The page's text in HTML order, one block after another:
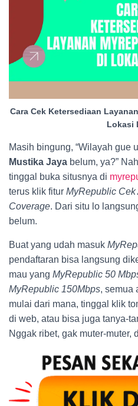
Cara Cek Ketersediaan
Lokasi
Masih bingung, “Wilayah gue
Mustika Jaya belum, ya?”
tinggal buka situsnya di
terus klik fitur MyRepublic Cek
Coverage. Dari situ lo
belum.
Buat yang udah masuk
pendaftaran bisa langsung
mau yang MyRepublic 50
MyRepublic 150Mbps, semua
mulai dari mana, tinggal klik
di web, atau bisa juga tanya-
Nggak ribet, gak muter-muter,